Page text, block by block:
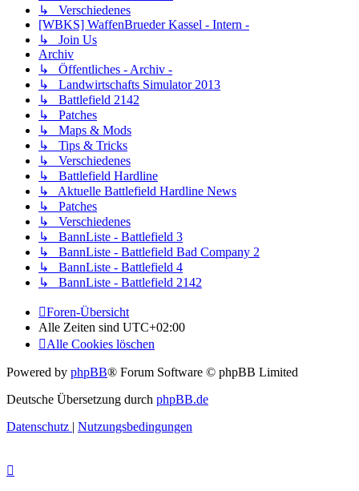
↳ Verschiedenes
[WBKS] WaffenBrueder Kassel - Intern -
↳ Join Us
Archiv
↳ Öffentliches - Archiv -
↳ Landwirtschafts Simulator 2013
↳ Battlefield 2142
↳ Patches
↳ Maps & Mods
↳ Tips & Tricks
↳ Verschiedenes
↳ Battlefield Hardline
↳ Aktuelle Battlefield Hardline News
↳ Patches
↳ Verschiedenes
↳ BannListe - Battlefield 3
↳ BannListe - Battlefield Bad Company 2
↳ BannListe - Battlefield 4
↳ BannListe - Battlefield 2142
Foren-Übersicht
Alle Zeiten sind UTC+02:00
Alle Cookies löschen
Powered by phpBB® Forum Software © phpBB Limited
Deutsche Übersetzung durch phpBB.de
Datenschutz | Nutzungsbedingungen